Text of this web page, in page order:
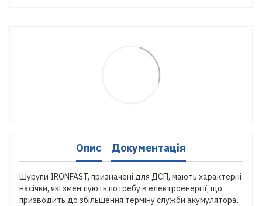
Опис Документація
Шурупи IRONFAST, призначені для ДСП, мають характерні
насічки, які зменшують потребу в електроенергії, що
призводить до збільшення терміну служби акумулятора.